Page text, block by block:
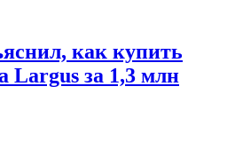
как купить
Largus за 1,3 млн